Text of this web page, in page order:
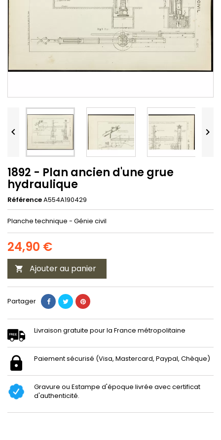
 
1892 - Plan ancien d'une grue
hydraulique
RéférenceA554A190429
Planche technique - Génie civil
24,90 €
 Ajouter au panier
Partager
Livraison gratuite pour la France métropolitaine
Paiement sécurisé (Visa, Mastercard, Paypal, Chèque)
Gravure ou Estampe d'époque livrée avec certificat
d'authenticité.